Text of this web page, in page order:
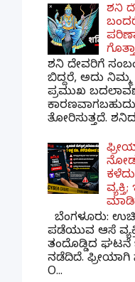
ಶನಿ
ಶನಿ ದೇವರಿಗೆ
ಬಿದ್ದರೆ, ಅದು
ಪ್ರಮುಖ
ಕಾರಣವಾಗಬಹುದು
ತೋರಿಸುತ್ತದೆ.
ಬೆಂಗಳೂರು:
ಪಡೆಯುವ ಆಸೆ
ತಂದೊಡ್ಡಿದ ಘಟನೆ
ನಡೆದಿದೆ. ಫ್ರೀಯಾಗಿ
O...